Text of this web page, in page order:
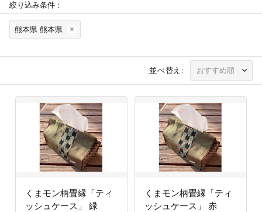
絞り込み条件：
熊本県 熊本県
並べ替え:
くまモン柄畳縁「ティ
ッシュケース」 緑
くまモン柄畳縁「ティ
ッシュケース」 赤